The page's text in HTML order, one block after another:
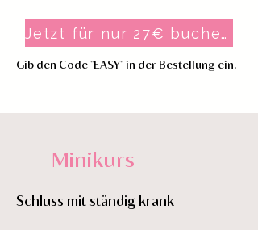
Jetzt für nur 27€ buchen
Gib den Code "EASY" in der Bestellung ein.
Minikurs
Schluss mit ständig krank